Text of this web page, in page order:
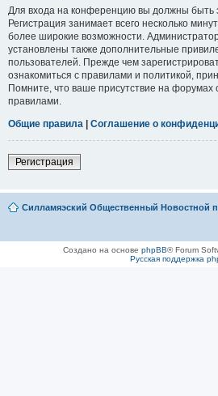
Для входа на конференцию вы должны быть
Регистрация занимает всего несколько
более широкие возможности.
установлены также дополнительные
пользователей. Прежде чем
ознакомиться с правилами и политикой,
Помните, что ваше присутствие на форумах
правилами.
Общие правила | Соглашение о
Регистрация
Силламяэский Общественный Новостной
Создано на основе phpBB® Forum
Русская поддержка